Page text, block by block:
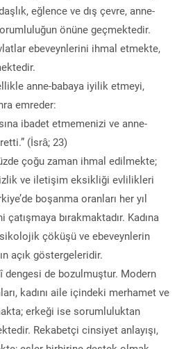
eğlence ve dış çevre, anne-
önüne geçmektedir.
ebeveynlerini ihmal etmekte,
anne-babaya iyilik etmeyi,
emreder:
ibadet etmemenizi ve anne-
(İsrâ; 23)
çoğu zaman ihmal edilmekte;
ve iletişim eksikliği evlilikleri
boşanma oranları her yıl
bırakmaktadır. Kadına
çöküşü ve ebeveynlerin
açık göstergeleridir.
dengesi de bozulmuştur. Modern
kadını aile içindeki merhamet ve
erkeği ise sorumluluktan
Rekabetçi cinsiyet anlayışı,